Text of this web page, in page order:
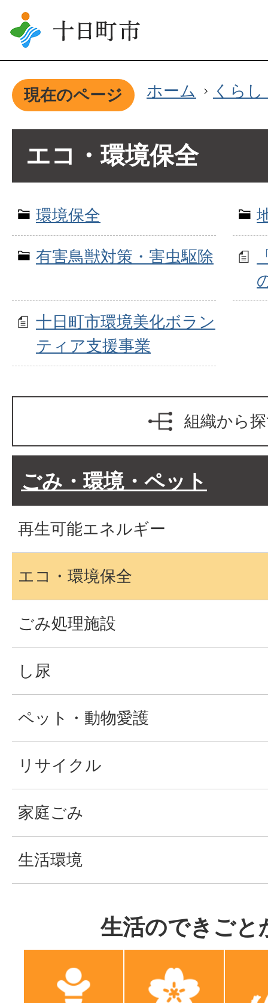
現在のページ ホーム くら
エコ・環境保全
環境保全
有害鳥獣対策・害虫駆除
十日町市環境美化ボラン
ティア支援事業
組織から
ごみ・環境・ペット
再生可能エネルギー
エコ・環境保全
ごみ処理施設
し尿
ペット・動物愛護
リサイクル
家庭ごみ
生活環境
生活のできごと